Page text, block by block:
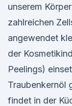
unserem
zahlreichen
angewendet
der
Peelings)
Traubenkernöl
findet in der